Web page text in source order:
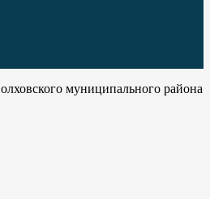
муниципального района